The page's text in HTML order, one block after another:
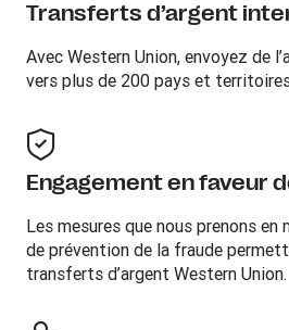
Transferts d’argent
Avec Western Union, envoyez de
vers plus de 200 pays et
Engagement en faveur
Les mesures que nous prenons
de prévention de la fraude
transferts d’argent Western Union.